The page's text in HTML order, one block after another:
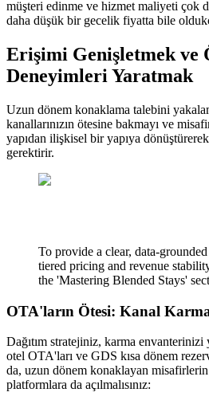
müşteri edinme ve hizmet maliyeti çok
daha düşük bir gecelik fiyatta bile
Erişimi Genişletmek ve
Deneyimleri Yaratmak
Uzun dönem konaklama talebini
kanallarınızın ötesine bakmayı ve
yapıdan ilişkisel bir yapıya
gerektirir.
To provide a clear, data-
tiered pricing and revenue
the 'Mastering Blended Stays'
OTA'ların Ötesi: Kanal
Dağıtım stratejiniz, karma envanterinizi
otel OTA'ları ve GDS kısa dönem
da, uzun dönem konaklayan misafirlerin
platformlara da açılmalısınız: